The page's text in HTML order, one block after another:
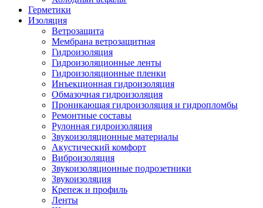
Герметики
Изоляция
Ветрозащита
Мембрана ветрозащитная
Гидроизоляция
Гидроизоляционные ленты
Гидроизоляционные пленки
Инъекционная гидроизоляция
Обмазочная гидроизоляция
Проникающая гидроизоляция и гидропломбы
Ремонтные составы
Рулонная гидроизоляция
Звукоизоляционные материалы
Акустический комфорт
Виброизоляция
Звукоизоляционные подрозетники
Звукоизоляция
Крепеж и профиль
Ленты